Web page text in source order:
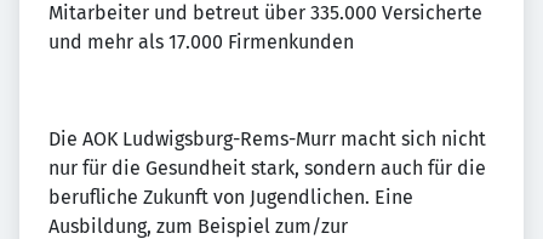
Mitarbeiter und betreut über 335.000 Versicherte
und mehr als 17.000 Firmenkunden
Die AOK Ludwigsburg-Rems-Murr macht sich nicht
nur für die Gesundheit stark, sondern auch für die
berufliche Zukunft von Jugendlichen. Eine
Ausbildung, zum Beispiel zum/zur